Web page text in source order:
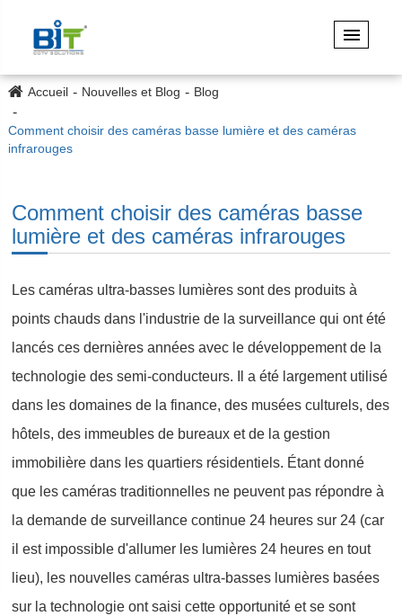
Accueil Nouvelles et Blog Blog
Comment choisir des caméras basse lumière et des caméras
infrarouges
Comment choisir des caméras basse
lumière et des caméras infrarouges
Les caméras ultra-basses lumières sont des produits à
points chauds dans l'industrie de la surveillance qui ont été
lancés ces dernières années avec le développement de la
technologie des semi-conducteurs. Il a été largement utilisé
dans les domaines de la finance, des musées culturels, des
hôtels, des immeubles de bureaux et de la gestion
immobilière dans les quartiers résidentiels. Étant donné
que les caméras traditionnelles ne peuvent pas répondre à
la demande de surveillance continue 24 heures sur 24 (car
il est impossible d'allumer les lumières 24 heures en tout
lieu), les nouvelles caméras ultra-basses lumières basées
sur la technologie ont saisi cette opportunité et se sont